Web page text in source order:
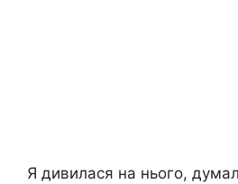
Я дивилася на нього,